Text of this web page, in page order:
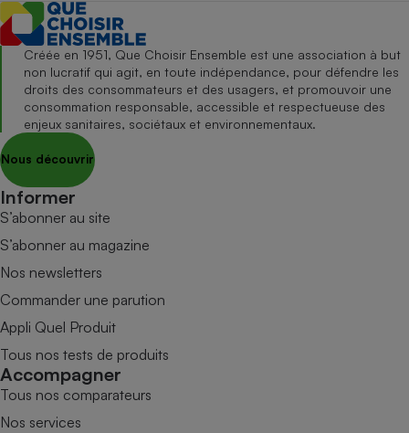
Créée en 1951, Que Choisir Ensemble est une association à but
non lucratif qui agit, en toute indépendance, pour défendre les
droits des consommateurs et des usagers, et promouvoir une
consommation responsable, accessible et respectueuse des
enjeux sanitaires, sociétaux et environnementaux.
Nous découvrir
Informer
S’abonner au site
S’abonner au magazine
Nos newsletters
Commander une parution
Appli Quel Produit
Tous nos tests de produits
Accompagner
Tous nos comparateurs
Nos services